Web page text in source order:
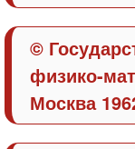
©
физико-
Москва